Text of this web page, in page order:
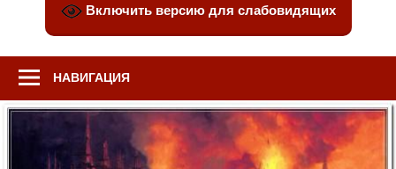
Включить версию для слабовидящих
НАВИГАЦИЯ